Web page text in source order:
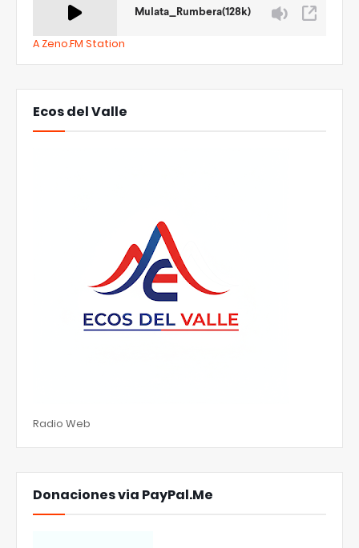
A Zeno.FM Station
Ecos del Valle
Radio Web
Donaciones via PayPal.Me